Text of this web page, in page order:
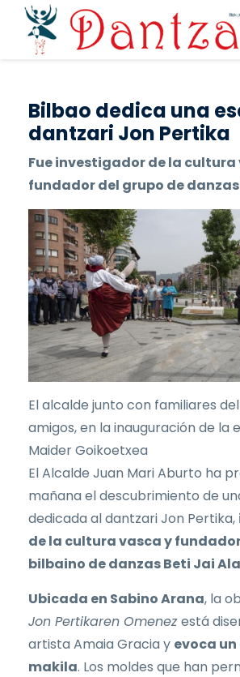
Skip to main content
Bilbao dedica una
dantzari Jon Pertika
Fue investigador de la cultura
fundador del grupo de
El alcalde junto con familiares
amigos, en la inauguración de la
Maider Goikoetxea
El Alcalde Juan Mari Aburto ha
mañana el descubrimiento de
dedicada al dantzari Jon Pertika,
de la cultura vasca y
bilbaino de danzas Beti Jai
Ubicada en Sabino Arana, la
Jon Pertikaren Omenezestá
artista Amaia Gracia y evoca
makila. Los moldes que han